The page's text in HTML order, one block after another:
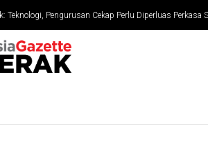
Teknologi, Pengurusan Cekap Perlu Diperluas Perkasa